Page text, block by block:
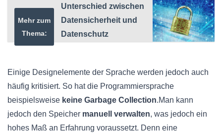
Mehr zum
Thema:
Unterschied zwischen
Datensicherheit und
Datenschutz
Einige Designelemente der Sprache werden jedoch auch
häufig kritisiert. So hat die Programmiersprache
beispielsweise keine Garbage Collection.Man kann
jedoch den Speicher manuell verwalten, was jedoch ein
hohes Maß an Erfahrung voraussetzt. Denn eine